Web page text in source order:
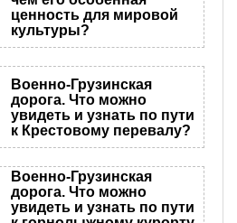
ценность для мировой
культуры?
Военно-Грузинская
дорога. Что можно
увидеть и узнать по пути
к Крестовому перевалу?
Военно-Грузинская
дорога. Что можно
увидеть и узнать по пути